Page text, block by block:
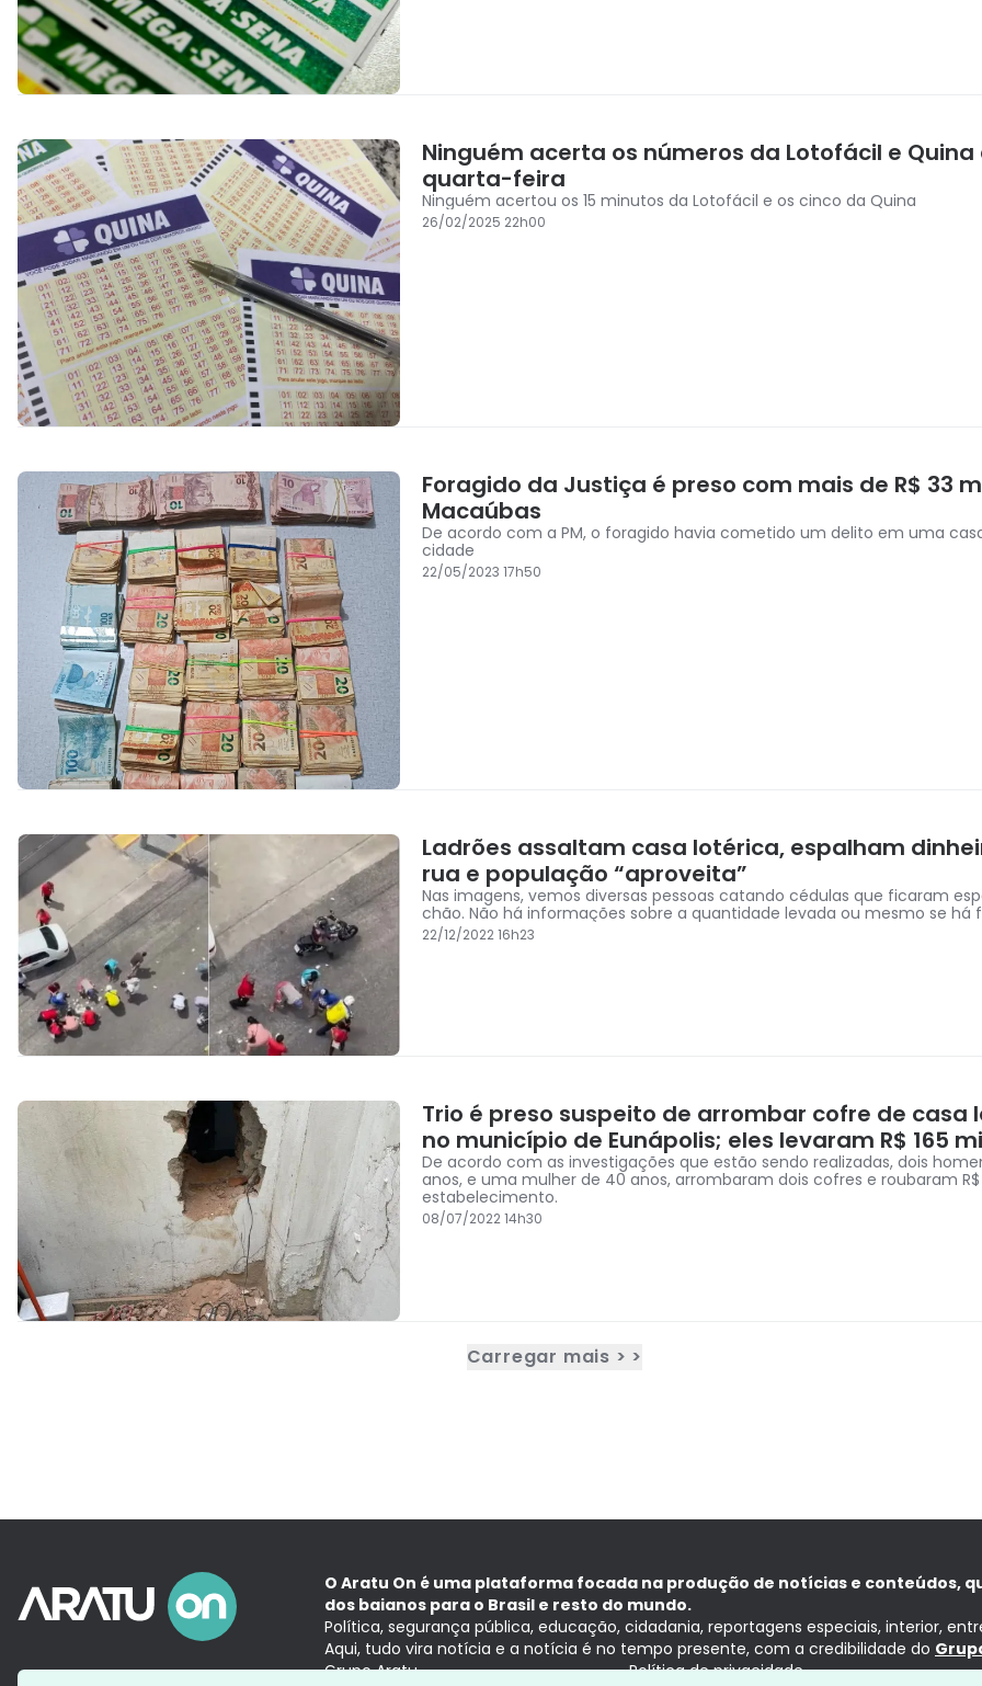
Ninguém acerta os números da Lotofácil e
quarta-feira
Ninguém acertou os 15 minutos da Lotofácil e os cinco da Quina
26/02/2025 22h00
Foragido da Justiça é preso com mais de R$ 33
Macaúbas
De acordo com a PM, o foragido havia cometido um delito em uma
cidade
22/05/2023 17h50
Ladrões assaltam casa lotérica, espalham
rua e população “aproveita”
Nas imagens, vemos diversas pessoas catando cédulas que ficaram
chão. Não há informações sobre a quantidade levada ou mesmo se há
22/12/2022 16h23
Trio é preso suspeito de arrombar cofre de casa
no município de Eunápolis; eles levaram R$ 165
De acordo com as investigações que estão sendo realizadas, dois
anos, e uma mulher de 40 anos, arrombaram dois cofres e roubaram R$
estabelecimento.
08/07/2022 14h30
Carregar mais > >
O Aratu On é uma plataforma focada na produção de notícias e conteúdos,
dos baianos para o Brasil e resto do mundo.
Política, segurança pública, educação, cidadania, reportagens especiais, interior,
Aqui, tudo vira notícia e a notícia é no tempo presente, com a credibilidade do
Grupo Aratu
Política de privacidade